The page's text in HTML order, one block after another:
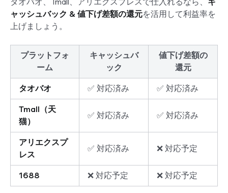
ャッシュバック & 値下げ差額の還元を活用して利益率を
上げましょう。
プラットフォ
ーム
キャッシュバ
ック
値下げ差額の
還元
タオバオ ✅ 対応済み ✅ 対応済み
Tmall（天
猫）
✅ 対応済み ✅ 対応済み
アリエクスプ
レス
✅ 対応済み ❌ 対応予定
1688 ❌ 対応予定 ❌ 対応予定